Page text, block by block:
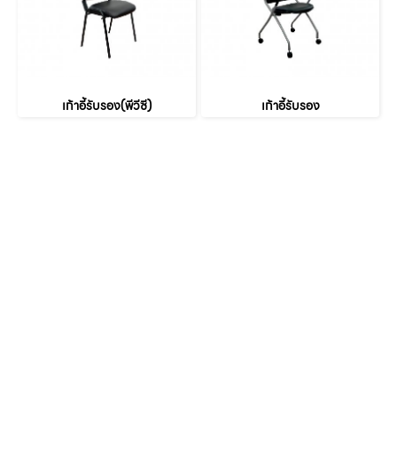
เก้าอี้รับรอง(พีวีซี) เก้าอี้รับรอง